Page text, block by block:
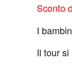
Sconto
I
Il tour si